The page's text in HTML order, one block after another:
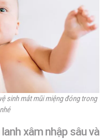
sinh mắt mũi miệng đóng trong
xâm nhập sâu và